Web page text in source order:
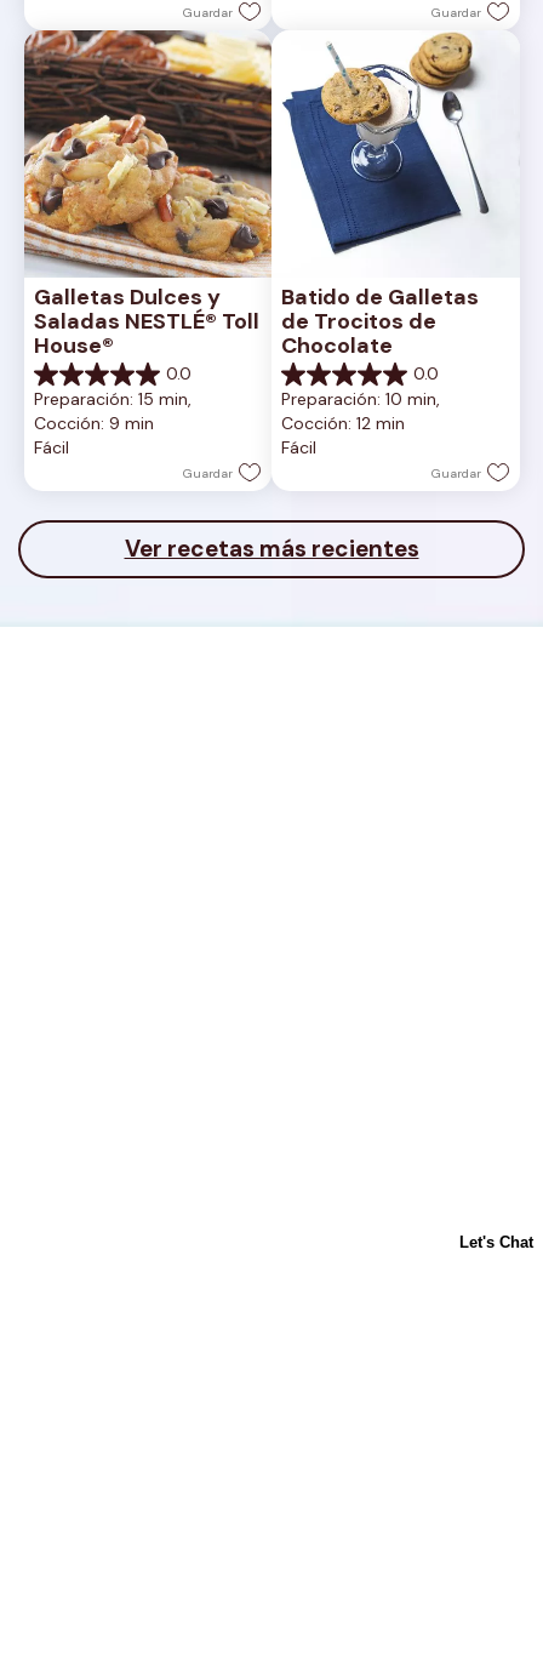
Guardar Guardar
Galletas Dulces y
Saladas NESTLÉ® Toll
House®
0.0
0.0
de
5
estrellas.
Preparación: 15 min,
Cocción: 9 min
Fácil
Guardar
Batido de Galletas
de Trocitos de
Chocolate
0.0
0.0
de
5
estrellas.
Preparación: 10 min,
Cocción: 12 min
Fácil
Guardar
Ver recetas más recientes